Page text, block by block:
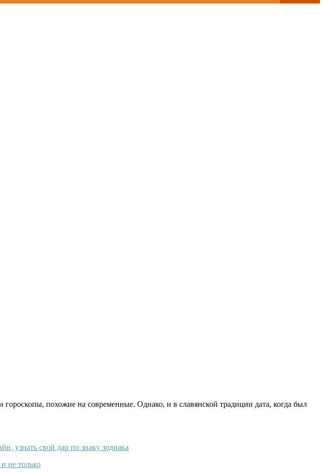
похожие на современные. Однако, и в славянской традиции дата, когда был